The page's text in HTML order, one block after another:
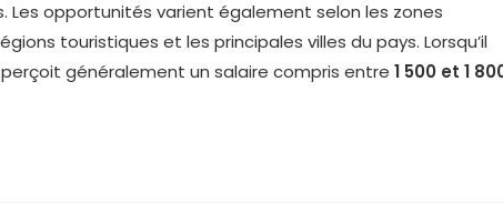
Les opportunités varient également selon les zones
touristiques et les principales villes du pays. Lorsqu’il
généralement un salaire compris entre 1 500 et 1